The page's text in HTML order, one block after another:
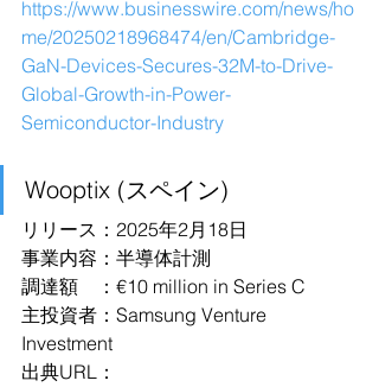
https://www.businesswire.com/news/ho
me/20250218968474/en/Cambridge-
GaN-Devices-Secures-32M-to-Drive-
Global-Growth-in-Power-
Semiconductor-Industry
Wooptix (スペイン)
リリース：2025年2月18日
事業内容：半導体計測
調達額　：€10 million in Series C
主投資者：Samsung Venture
Investment
出典URL：